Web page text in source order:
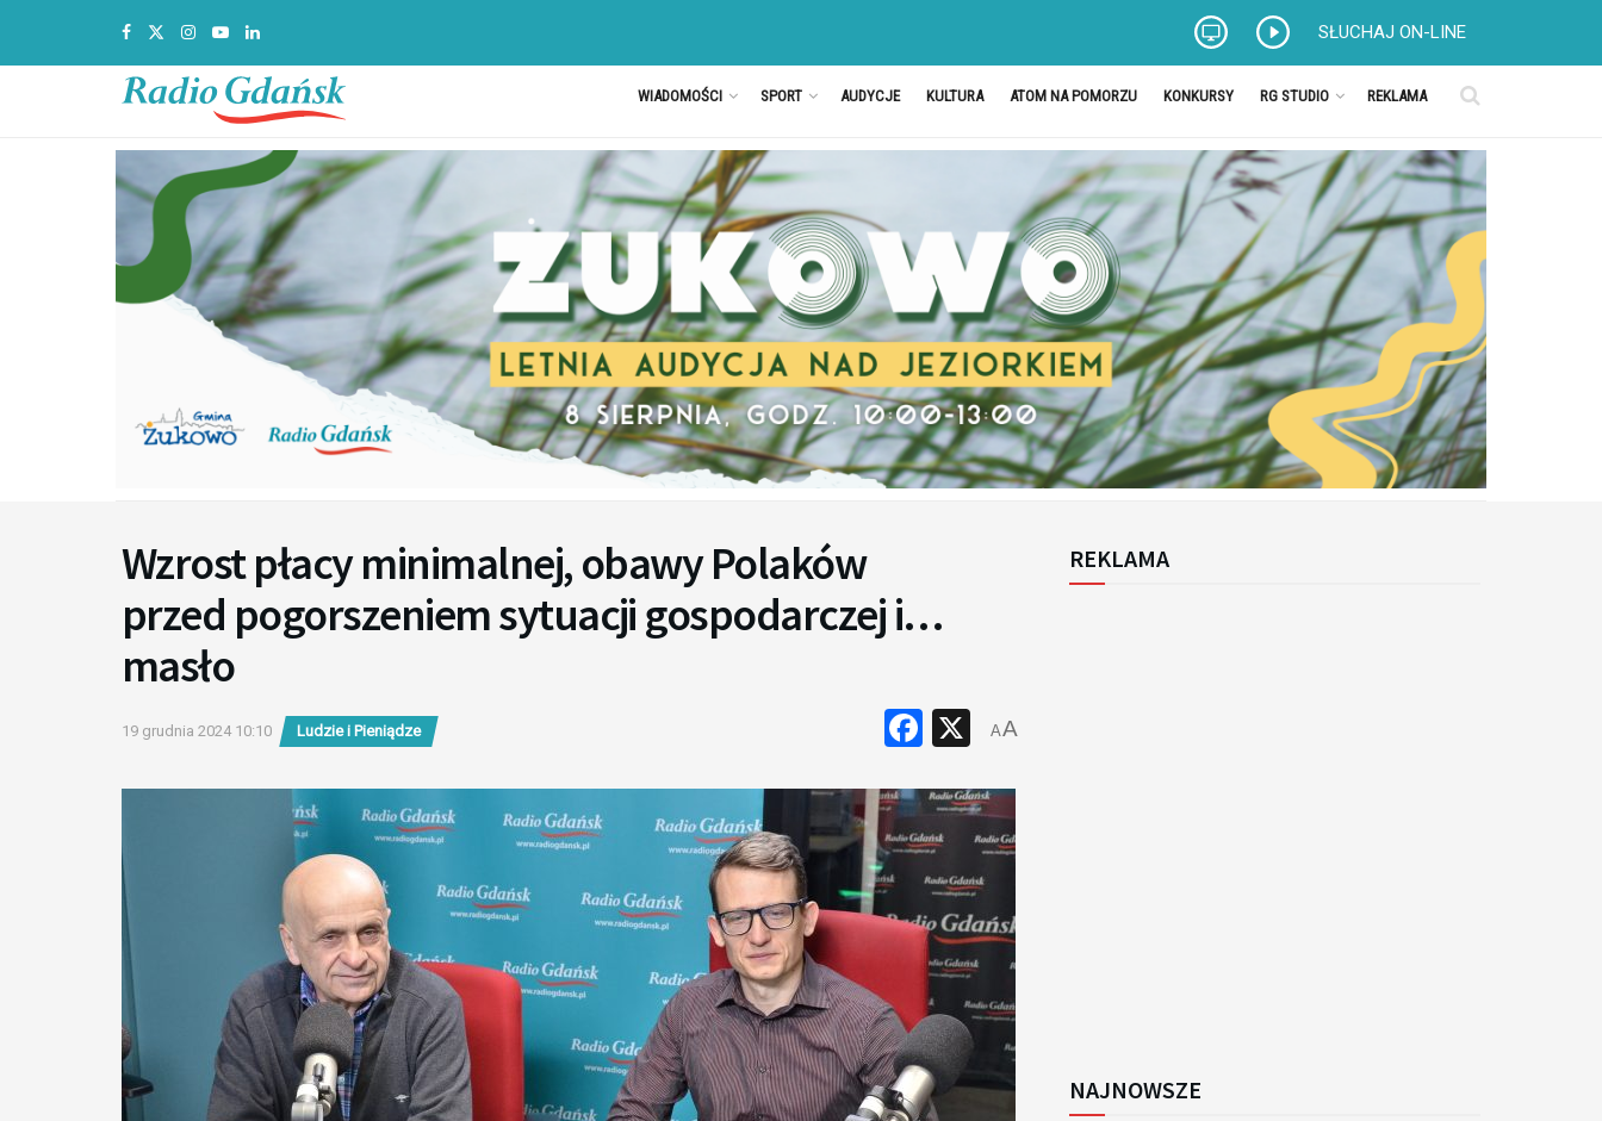
SŁUCHAJ ON-LINE
WIADOMOŚCI SPORT AUDYCJE KULTURA ATOM NA POMORZU KONKURSY RG STUDIO REKLAMA
Wzrost płacy minimalnej, obawy Polaków
przed pogorszeniem sytuacji gospodarczej i…
masło
19 grudnia 2024 10:10 Ludzie i Pieniądze Facebook
X
AA
REKLAMA
NAJNOWSZE